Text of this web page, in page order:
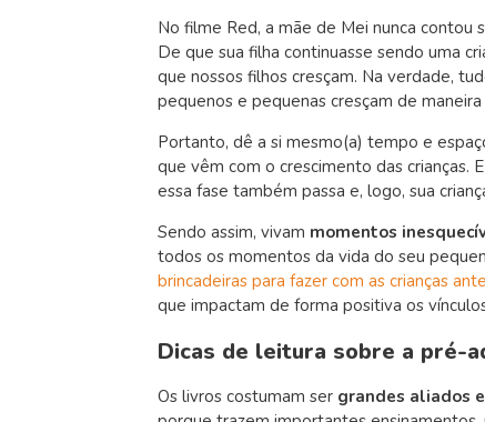
No filme Red, a mãe de Mei nunca contou
De que sua filha continuasse sendo uma
que nossos filhos cresçam. Na verdade,
pequenos e pequenas cresçam de
Portanto, dê a si mesmo(a) tempo e
que vêm com o crescimento das crianças. E
essa fase também passa e, logo, sua
Sendo assim, vivam momentos
todos os momentos da vida do seu
brincadeiras para fazer com as crianças
que impactam de forma positiva os
Dicas de leitura sobre a pré-
Os livros costumam ser grandes aliados